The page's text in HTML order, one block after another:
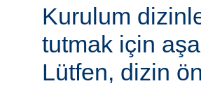
Kurulum
tutmak için
Lütfen, dizin